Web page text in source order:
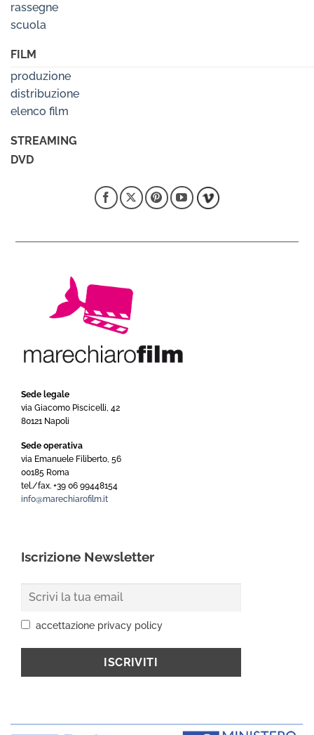
rassegne
scuola
FILM
produzione
distribuzione
elenco film
STREAMING
DVD
Sede legale
via Giacomo Piscicelli, 42
80121 Napoli
Sede operativa
via Emanuele Filiberto, 56
00185 Roma
tel./fax. +39 06 99448154
info@marechiarofilm.it
Iscrizione Newsletter
accettazione privacy policy